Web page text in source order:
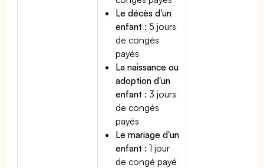
Le décès d'un
enfant : 5 jours
de congés
payés
La naissance ou
adoption d'un
enfant : 3 jours
de congés
payés
Le mariage d'un
enfant : 1 jour
de congé payé